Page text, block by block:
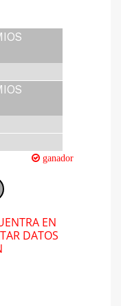
ganador
EN
DATOS